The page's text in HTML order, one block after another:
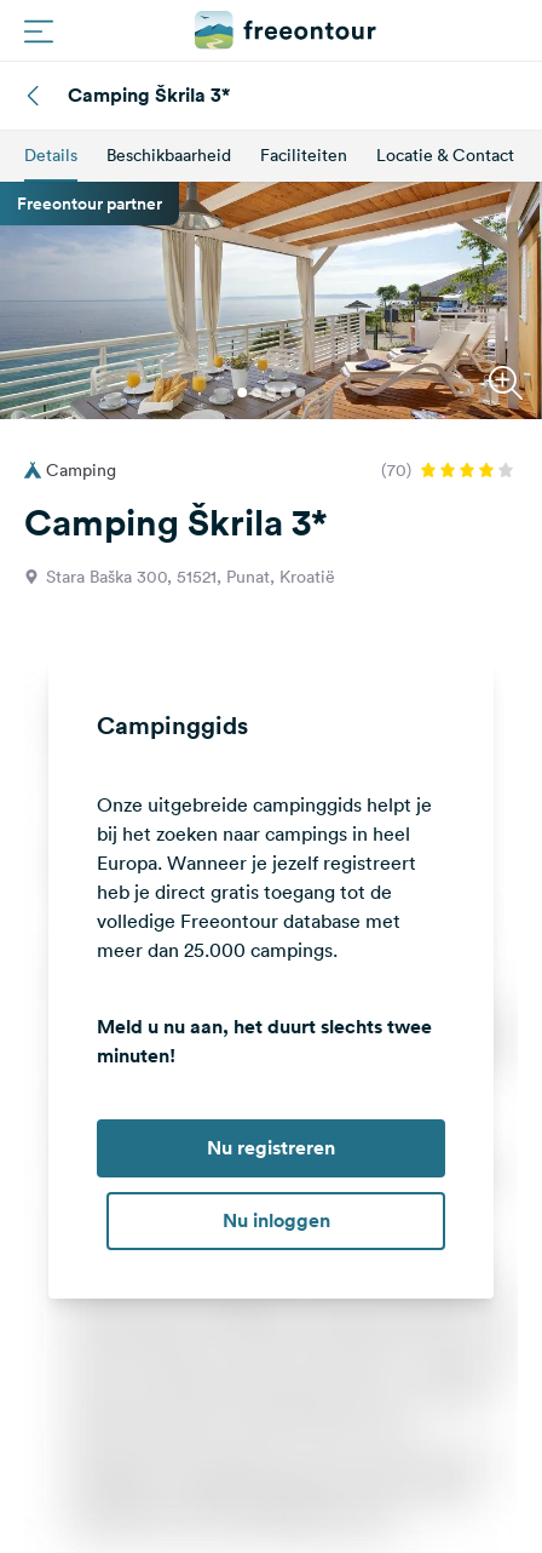
Routes
Campings
Magazine
Partners
Registreren
Inloggen
Vragen &
Feedback
media
Facebook
Instagram
Camping Škrila 3*
Details Beschikbaarheid Faciliteiten Locatie & Contact
Freeontour partner
Camping (70)
Camping Škrila 3*
Stara Baška 300, 51521, Punat, Kroatië
Campinggids
Onze uitgebreide campinggids helpt je
bij het zoeken naar campings in heel
Europa. Wanneer je jezelf registreert
heb je direct gratis toegang tot de
volledige Freeontour database met
meer dan 25.000 campings.
Meld u nu aan, het duurt slechts twee
minuten!
Nu registreren
Nu inloggen